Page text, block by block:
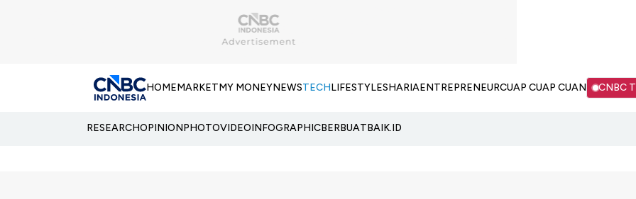
HOMEMARKETMY MONEYNEWSTECHLIFESTYLESHARIAENTREPRENEURCUAP CUAP CUAN CNBC
RESEARCHOPINIONPHOTOVIDEOINFOGRAPHICBERBUATBAIK.ID